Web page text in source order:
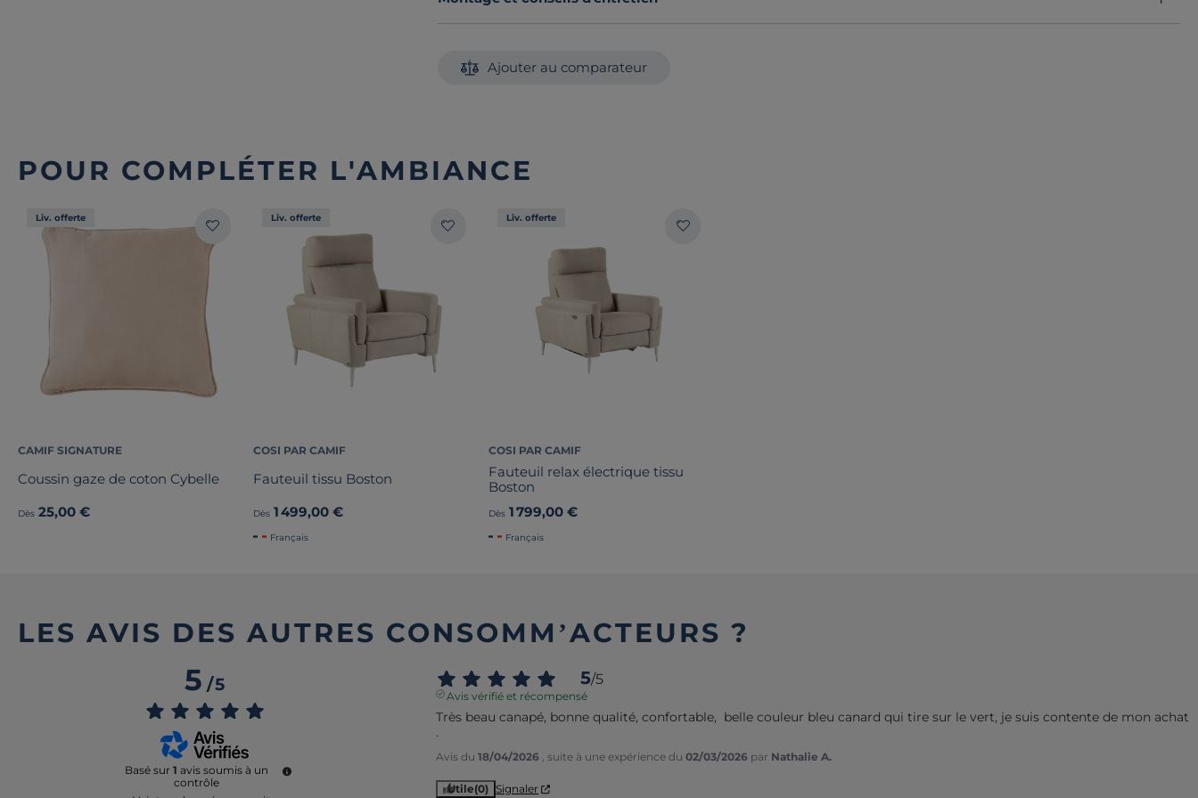
Ajouter au comparateur
POUR COMPLÉTER L'AMBIANCE
Liv. offerte
CAMIF SIGNATURE
Coussin gaze de coton Cybelle
Dès 25,00 €
Liv. offerte
COSI PAR CAMIF
Fauteuil tissu Boston
Dès 1 499,00 €
Français
Liv. offerte
COSI PAR CAMIF
Fauteuil relax électrique tissu
Boston
Dès 1 799,00 €
Français
LES AVIS DES AUTRES CONSOMM’ACTEURS ?
5/5
Basé sur 1 avis soumis à un
contrôle
5/5
Avis vérifié et récompensé
Très beau canapé, bonne qualité, confortable,  belle couleur bleu canard qui tire sur le vert, je suis contente de mon achat
.
Avis du 18/04/2026 , suite à une expérience du 02/03/2026 par Nathalie A.
Utile(0) Signaler